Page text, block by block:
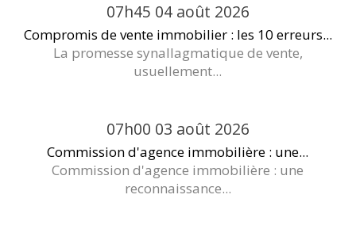
07h45 04 août 2026
Compromis de vente immobilier : les 10 erreurs...
La promesse synallagmatique de vente,
usuellement...
07h00 03 août 2026
Commission d'agence immobilière : une...
Commission d'agence immobilière : une
reconnaissance...